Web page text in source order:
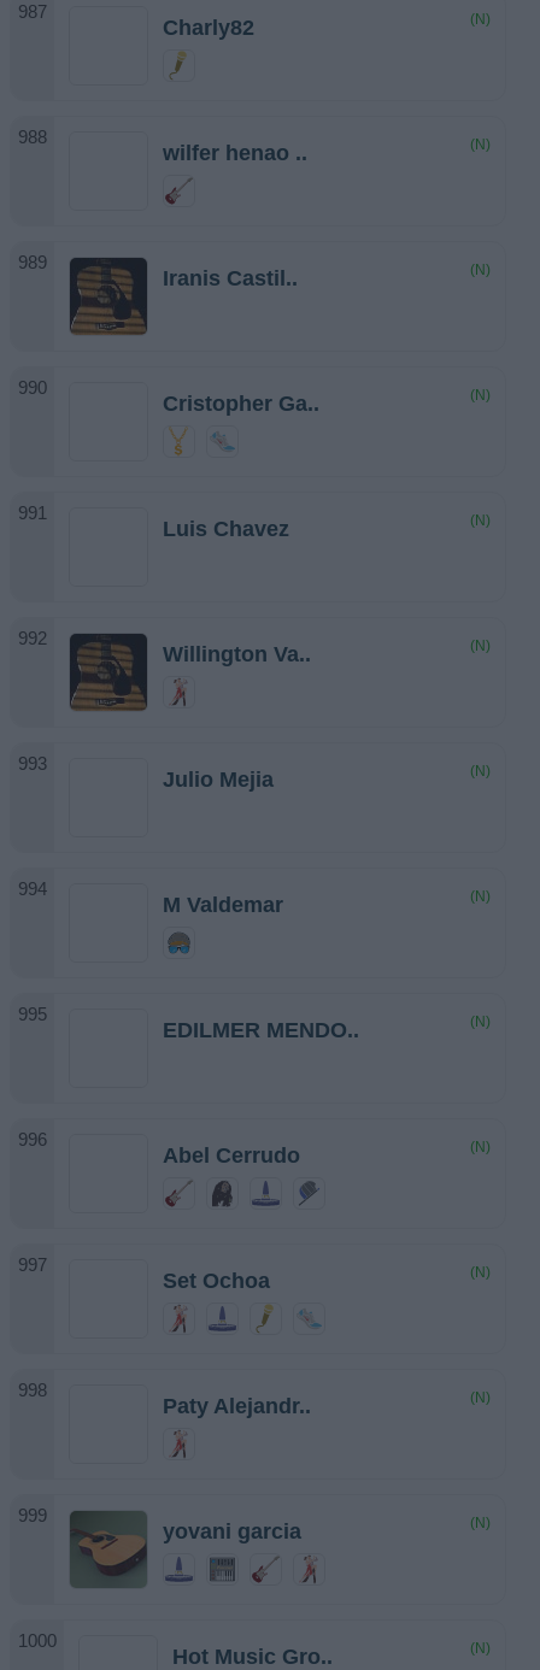
Charly82 (N)
wilfer henao .. (N)
Iranis Castil.. (N)
Cristopher Ga.. (N)
Luis Chavez (N)
Willington Va.. (N)
Julio Mejia (N)
M Valdemar (N)
EDILMER MENDO.. (N)
Abel Cerrudo (N)
Set Ochoa (N)
Paty Alejandr.. (N)
yovani garcia (N)
Hot Music Gro.. (N)